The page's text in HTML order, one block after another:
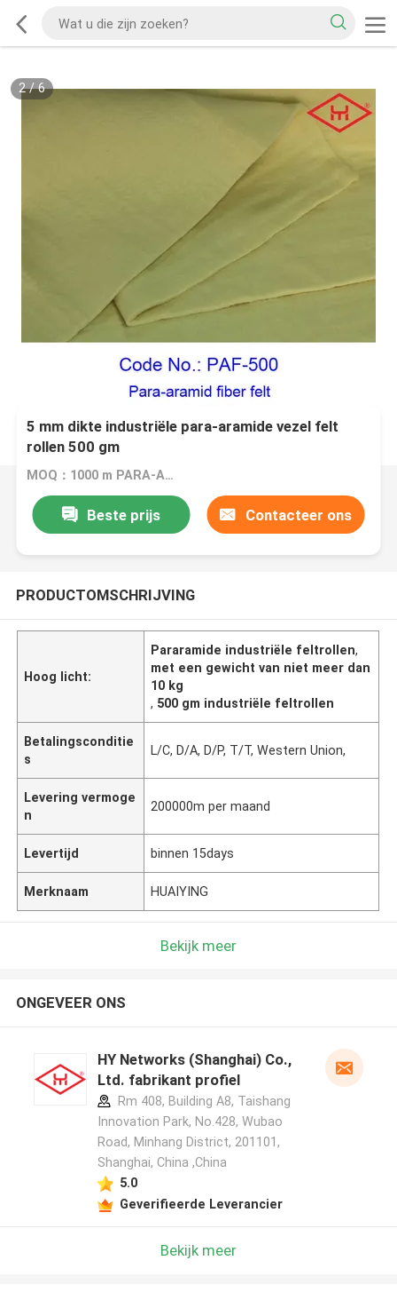
2/6
5 mm dikte industriële para-aramide vezel felt
rollen 500 gm
MOQ：1000 m PARA-ARAMID-FIBER-FELT-ROLLEN 500 gm
Beste prijs Contacteer ons
PRODUCTOMSCHRIJVING
Hoog licht:
Pararamide industriële feltrollen,
met een gewicht van niet meer dan
10 kg
, 500 gm industriële feltrollen
Betalingsconditie
s
L/C, D/A, D/P, T/T, Western Union,
Levering vermoge
n
200000m per maand
Levertijd binnen 15days
Merknaam HUAIYING
Bekijk meer
ONGEVEER ONS
HY Networks (Shanghai) Co.,
Ltd. fabrikant profiel
Rm 408, Building A8, Taishang
Innovation Park, No.428, Wubao
Road, Minhang District, 201101,
Shanghai, China ,China
5.0
Geverifieerde Leverancier
Bekijk meer